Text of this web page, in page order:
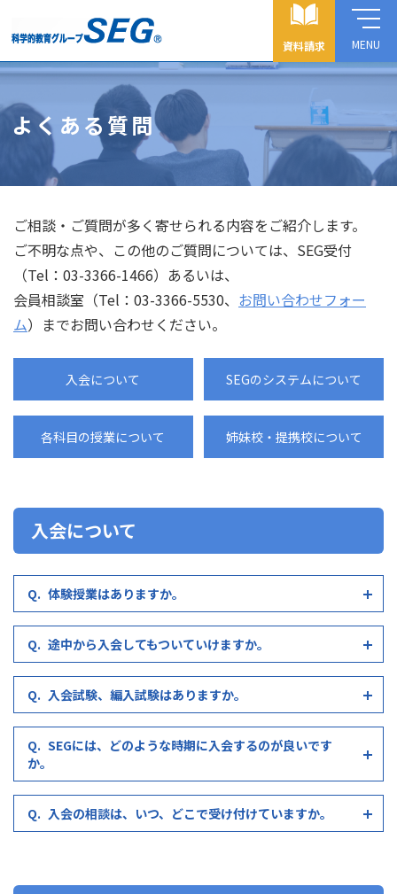
MENU
資料請求
よくある質問
ご相談・ご質問が多く寄せられる内容をご紹介します。
ご不明な点や、この他のご質問については、SEG受付
（Tel：03-3366-1466）あるいは、
会員相談室（Tel：03-3366-5530、 お問い合わせフォー
ム）までお問い合わせください。
入会について SEGのシステムについて
各科目の授業について 姉妹校・提携校について
入会について
体験授業はありますか。
途中から入会してもついていけますか。
入会試験、編入試験はありますか。
SEGには、どのような時期に入会するのが良いです
か。
入会の相談は、いつ、どこで受け付けていますか。